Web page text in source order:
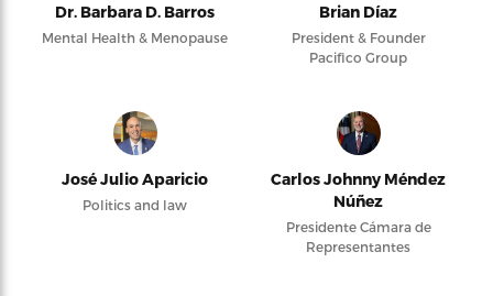
Dr. Barbara D. Barros
Mental Health & Menopause
Brian Díaz
President & Founder
Pacifico Group
José Julio Aparicio
Politics and law
Carlos Johnny Méndez
Núñez
Presidente Cámara de
Representantes